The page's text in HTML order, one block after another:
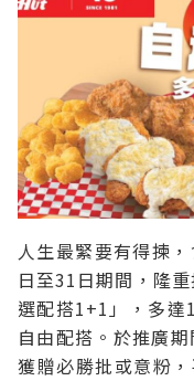
人生最緊要有得揀
日至31日期間，隆
選配搭1+1」，多達
自由配搭。於推廣
獲贈必勝批或意粉